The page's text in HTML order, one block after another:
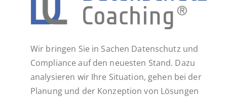
Wir bringen Sie in Sachen Datenschutz und
Compliance auf den neuesten Stand. Dazu
analysieren wir Ihre Situation, gehen bei der
Planung und der Konzeption von Lösungen